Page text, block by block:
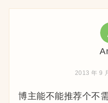
2013 年 9
博主能不能推荐个不